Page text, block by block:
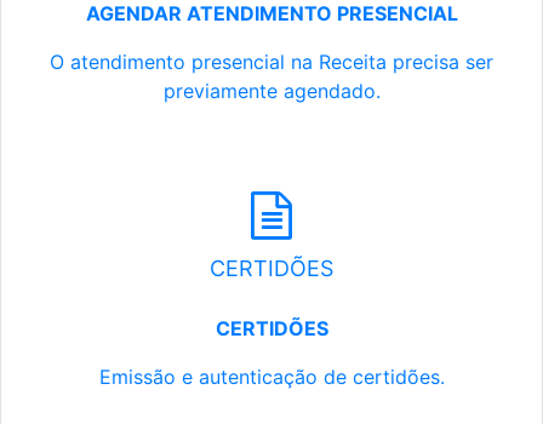
AGENDAR ATENDIMENTO PRESENCIAL
O atendimento presencial na Receita precisa ser
previamente agendado.
CERTIDÕES
CERTIDÕES
Emissão e autenticação de certidões.